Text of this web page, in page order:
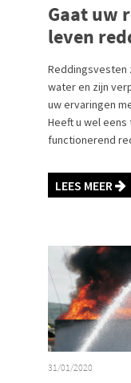
Gaat uw
leven
Reddingsvesten
water en zijn
uw ervaringen
Heeft u wel
functionerend
LEES MEER
31/01/2020